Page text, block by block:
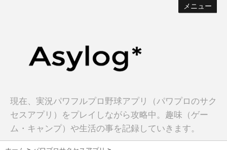
メニュー
現在、実況パワフルプロ野球アプリ（パワプロのサク
セスアプリ）をプレイしながら攻略中。趣味（ゲー
ム・キャンプ）や生活の事を記録していきます。